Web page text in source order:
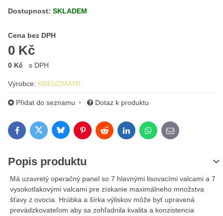
Dostupnost: SKLADEM
Cena bez DPH
0 Kč
Cena s DPH
0 Kč s DPH
Výrobce: KREUZMAYR
Přidat do seznamu Dotaz k produktu
FacebookTwitterBlueskyPinterestRedditLinkedInWhatsApp
E-mail
Popis produktu
Má uzavretý operačný panel so 7 hlavnými lisovacími valcami a 7
vysokotlakovými valcami pre získanie maximálneho množstva
šťavy z ovocia. Hrúbka a šírka výliskov môže byť upravená
prevádzkovateľom aby sa zohľadnila kvalita a konzistencia